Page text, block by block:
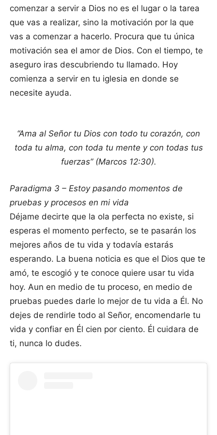
comenzar a servir a Dios no es el lugar o la tarea
que vas a realizar, sino la motivación por la que
vas a comenzar a hacerlo. Procura que tu única
motivación sea el amor de Dios. Con el tiempo, te
aseguro iras descubriendo tu llamado. Hoy
comienza a servir en tu iglesia en donde se
necesite ayuda.
“Ama al Señor tu Dios con todo tu corazón, con
toda tu alma, con toda tu mente y con todas tus
fuerzas” (Marcos 12:30).
Paradigma 3 – Estoy pasando momentos de
pruebas y procesos en mi vida
Déjame decirte que la ola perfecta no existe, si
esperas el momento perfecto, se te pasarán los
mejores años de tu vida y todavía estarás
esperando. La buena noticia es que el Dios que te
amó, te escogió y te conoce quiere usar tu vida
hoy. Aun en medio de tu proceso, en medio de
pruebas puedes darle lo mejor de tu vida a Él. No
dejes de rendirle todo al Señor, encomendarle tu
vida y confiar en Él cien por ciento. Él cuidara de
ti, nunca lo dudes.